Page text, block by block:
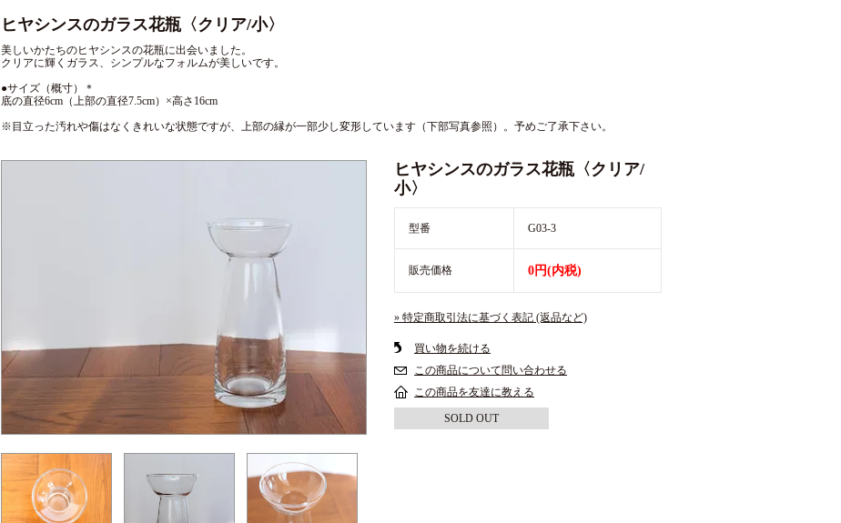
ヒヤシンスのガラス花瓶〈クリア/小〉
美しいかたちのヒヤシンスの花瓶に出会いました。
クリアに輝くガラス、シンプルなフォルムが美しいです。
●サイズ（概寸）＊
底の直径6cm（上部の直径7.5cm）×高さ16cm
※目立った汚れや傷はなくきれいな状態ですが、上部の縁が一部少し変形しています（下部写真参照）。予めご了承下さい。
ヒヤシンスのガラス花瓶〈クリア/
小〉
型番 G03-3
販売価格 0円(内税)
» 特定商取引法に基づく表記 (返品など)
買い物を続ける
この商品について問い合わせる
この商品を友達に教える
SOLD OUT